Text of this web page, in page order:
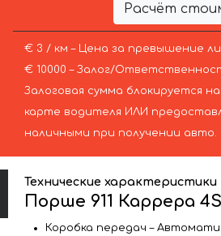
Расчёт
€ 3 / км – Цена за превышение
€ 10000 – Залог/
Залоговая сумма блокируется
карте водителя ИЛИ
наличными при получении авто.
Технические характеристики
Порше 911 Каррера
Коробка передач –